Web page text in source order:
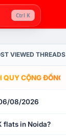
Ctrl K
VIEWED THREADS
CỘNG
08/2026
flats in Noida?